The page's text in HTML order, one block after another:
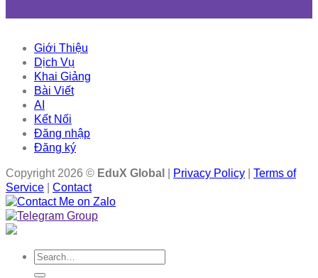
Giới Thiệu
Dịch Vụ
Khai Giảng
Bài Viết
AI
Kết Nối
Đăng nhập
Đăng ký
Copyright 2026 © EduX Global Privacy Policy
Terms of
Service
Contact
Search